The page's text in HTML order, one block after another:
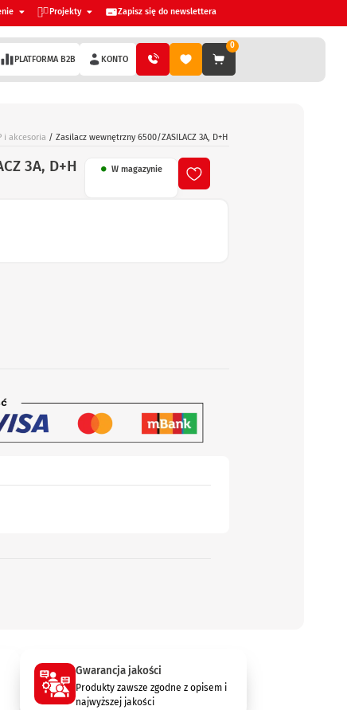
Projekty Zapisz się do newslettera
PLATFORMA B2B KONTO
0
i akcesoria/ Zasilacz wewnętrzny 6500/ZASILACZ 3A, D+H
3A, D+H W magazynie
Gwarancja jakości
Produkty zawsze zgodne z opisem i
najwyższej jakości